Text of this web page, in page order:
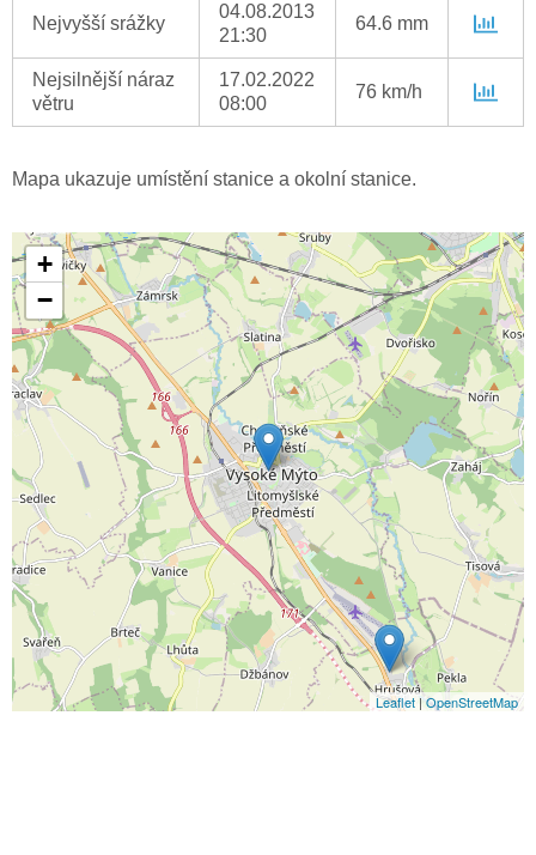
Nejvyšší srážky
04.08.2013
21:30
64.6 mm
Nejsilnější náraz
větru
17.02.2022
08:00
76 km/h
Mapa ukazuje umístění stanice a okolní stanice.
+
−
Leaflet | OpenStreetMap